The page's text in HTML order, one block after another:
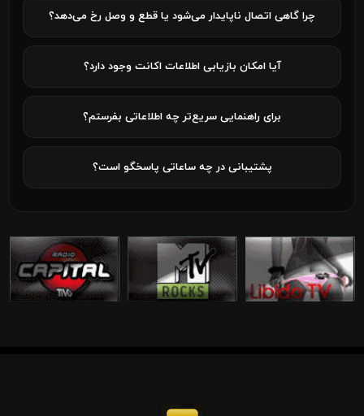
چرا گاهی اتصال ناپایدار می‌شود یا قطع و وصل رخ می‌دهد؟
آیا امکان بازیابی اطلاعات اکانت وجود دارد؟
برای راهنمایی سریع‌تر چه اطلاعاتی بفرستم؟
پشتیبانی در چه ساعاتی پاسخگو است؟